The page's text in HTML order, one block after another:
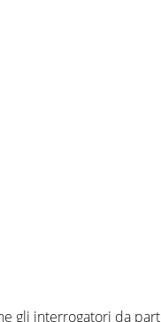
gli interrogatori da